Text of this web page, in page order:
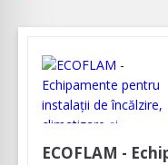
ECOFLAM -